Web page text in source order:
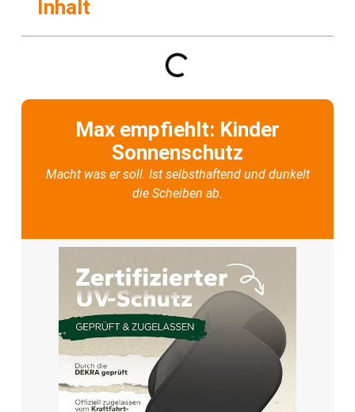
Inhalt
Max empfiehlt: Kinder
Sonnenschutz
Macht was er soll. Ist selbsthaftend und dunkelt
die Scheiben ab.